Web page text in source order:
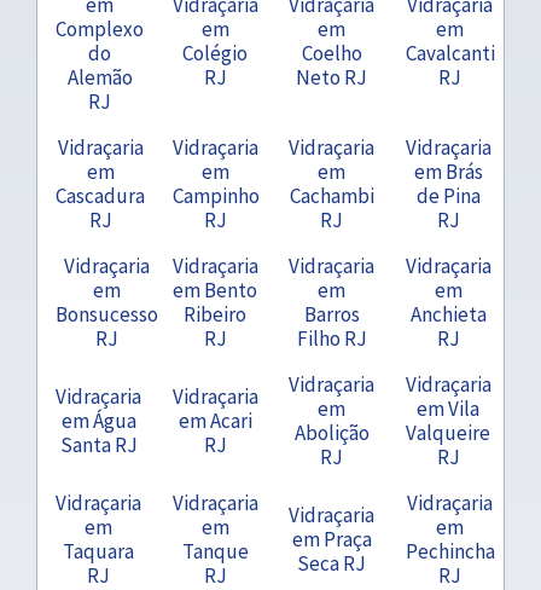
Complexo
do
Alemão
RJ
em
Colégio
RJ
em
Coelho
Neto RJ
em
Cavalcanti
RJ
Vidraçaria
em
Cascadura
RJ
Vidraçaria
em
Campinho
RJ
Vidraçaria
em
Cachambi
RJ
Vidraçaria
em Brás
de Pina
RJ
Vidraçaria
em
Bonsucesso
RJ
Vidraçaria
em Bento
Ribeiro
RJ
Vidraçaria
em
Barros
Filho RJ
Vidraçaria
em
Anchieta
RJ
Vidraçaria
em Água
Santa RJ
Vidraçaria
em Acari
RJ
Vidraçaria
em
Abolição
RJ
Vidraçaria
em Vila
Valqueire
RJ
Vidraçaria
em
Taquara
RJ
Vidraçaria
em
Tanque
RJ
Vidraçaria
em Praça
Seca RJ
Vidraçaria
em
Pechincha
RJ